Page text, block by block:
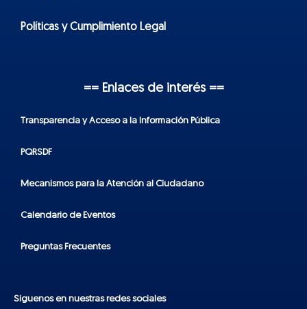
Políticas y Cumplimiento Legal
== Enlaces de interés ==
Transparencia y Acceso a la Información Pública
PQRSDF
Mecanismos para la Atención al Ciudadano
Calendario de Eventos
Preguntas Frecuentes
Síguenos en nuestras redes sociales